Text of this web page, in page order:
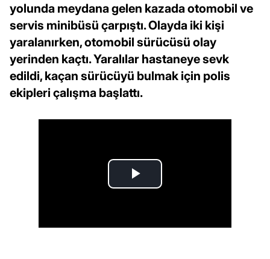
yolunda meydana gelen kazada otomobil ve
servis minibüsü çarpıştı. Olayda iki kişi
yaralanırken, otomobil sürücüsü olay
yerinden kaçtı. Yaralılar hastaneye sevk
edildi, kaçan sürücüyü bulmak için polis
ekipleri çalışma başlattı.